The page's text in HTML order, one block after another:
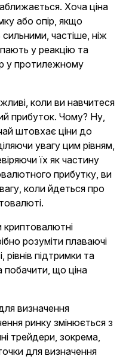
Хоча ціна
або опір, якщо
частіше, ніж
у реакцію та
у протилежному
коли ви навчитеся
прибуток. Чому? Ну,
штовхає ціни до
увагу цим рівням,
їх як частину
прибутку, ви
коли йдеться про
розуміти плаваючі
підтримки та
що ціна
визначення
ринку змінюється з
трейдери, зокрема,
для визначення